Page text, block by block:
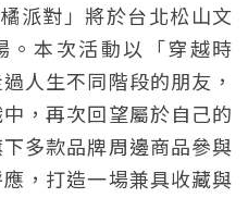
派對」將於台北松山文
。本次活動以「穿越時
人生不同階段的朋友，
，再次回望屬於自己的
多款品牌周邊商品參與
，打造一場兼具收藏與